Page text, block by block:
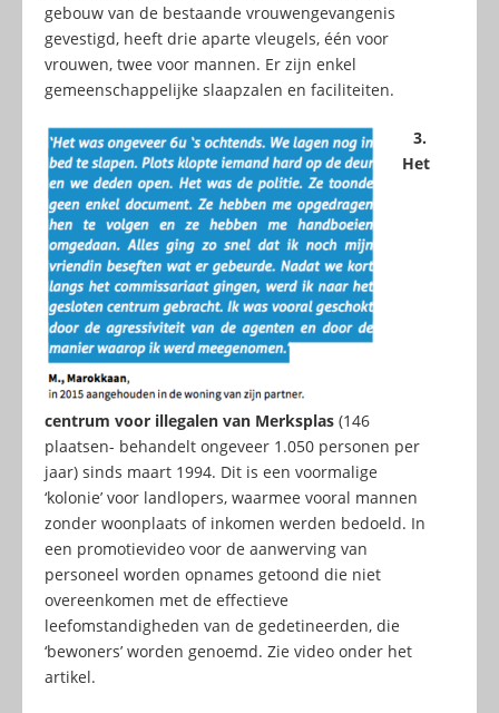
gebouw van de bestaande vrouwengevangenis
gevestigd, heeft drie aparte vleugels, één voor
vrouwen, twee voor mannen. Er zijn enkel
gemeenschappelijke slaapzalen en faciliteiten.
3.
Het
centrum voor illegalen van Merksplas (146
plaatsen- behandelt ongeveer 1.050 personen per
jaar) sinds maart 1994. Dit is een voormalige
‘kolonie’ voor landlopers, waarmee vooral mannen
zonder woonplaats of inkomen werden bedoeld. In
een promotievideo voor de aanwerving van
personeel worden opnames getoond die niet
overeenkomen met de effectieve
leefomstandigheden van de gedetineerden, die
‘bewoners’ worden genoemd. Zie video onder het
artikel.